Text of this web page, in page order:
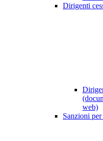
Dirigenti
web)
Sanzioni